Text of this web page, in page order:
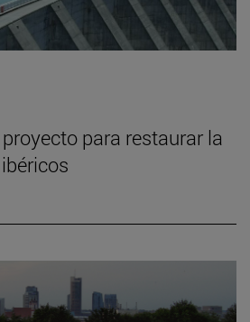
para restaurar la